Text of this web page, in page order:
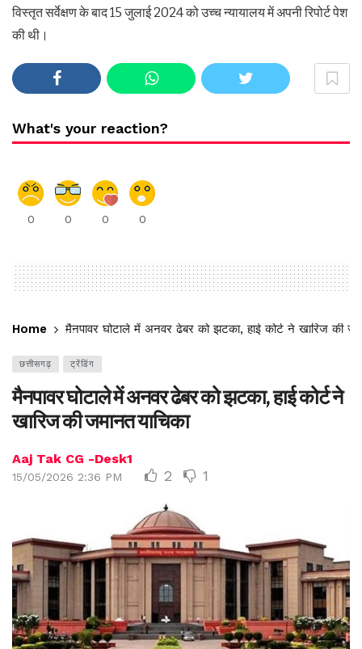
विस्तृत सर्वेक्षण के बाद 15 जुलाई 2024 को उच्च न्यायालय में अपनी रिपोर्ट पेश
की थी।
What's your reaction?
0 0 0 0
Home मैनपावर घोटाले में अनवर ढेबर को झटका, हाई कोर्ट ने खारिज की
छत्तीसगढ़ ट्रेंडिंग
मैनपावर घोटाले में अनवर ढेबर को झटका, हाई कोर्ट ने
खारिज की जमानत याचिका
Aaj Tak CG -Desk1
15/05/2026 2:36 PM 2 1